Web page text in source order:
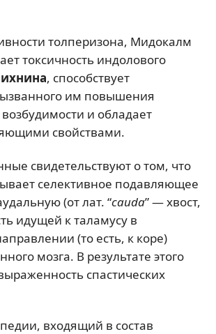
толперизона, Мидокалм
токсичность индолового
, способствует
им повышения
и обладает
свойствами.
свидетельствуют о том, что
селективное подавляющее
(от лат. “cauda” — хвост,
идущей к таламусу в
(то есть, к коре)
мозга. В результате этого
спастических
входящий в состав